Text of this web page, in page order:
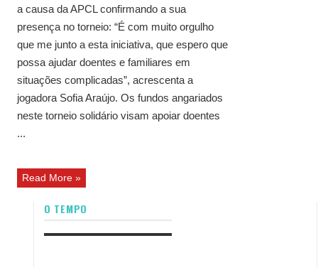
a causa da APCL confirmando a sua
presença no torneio: “É com muito orgulho
que me junto a esta iniciativa, que espero que
possa ajudar doentes e familiares em
situações complicadas”, acrescenta a
jogadora Sofia Araújo. Os fundos angariados
neste torneio solidário visam apoiar doentes
...
Read More »
O TEMPO